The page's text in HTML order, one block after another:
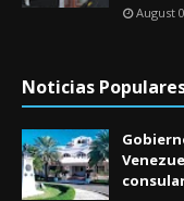
August
Noticias